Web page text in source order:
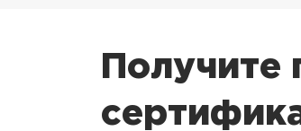
Получите